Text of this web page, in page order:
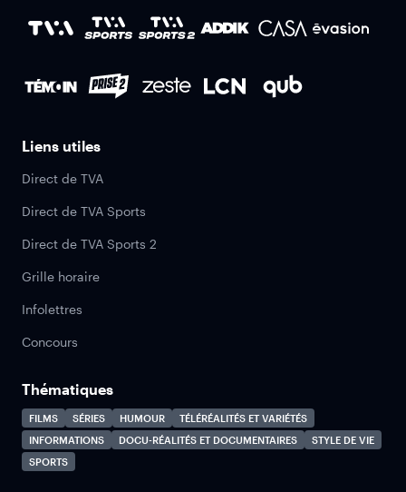
Liens utiles
Direct de TVA
Direct de TVA Sports
Direct de TVA Sports 2
Grille horaire
Infolettres
Concours
Thématiques
FILMS SÉRIES HUMOUR
TÉLÉRÉALITÉS ET VARIÉTÉS
INFORMATIONS
DOCU-RÉALITÉS ET DOCUMENTAIRES
STYLE DE VIE
SPORTS